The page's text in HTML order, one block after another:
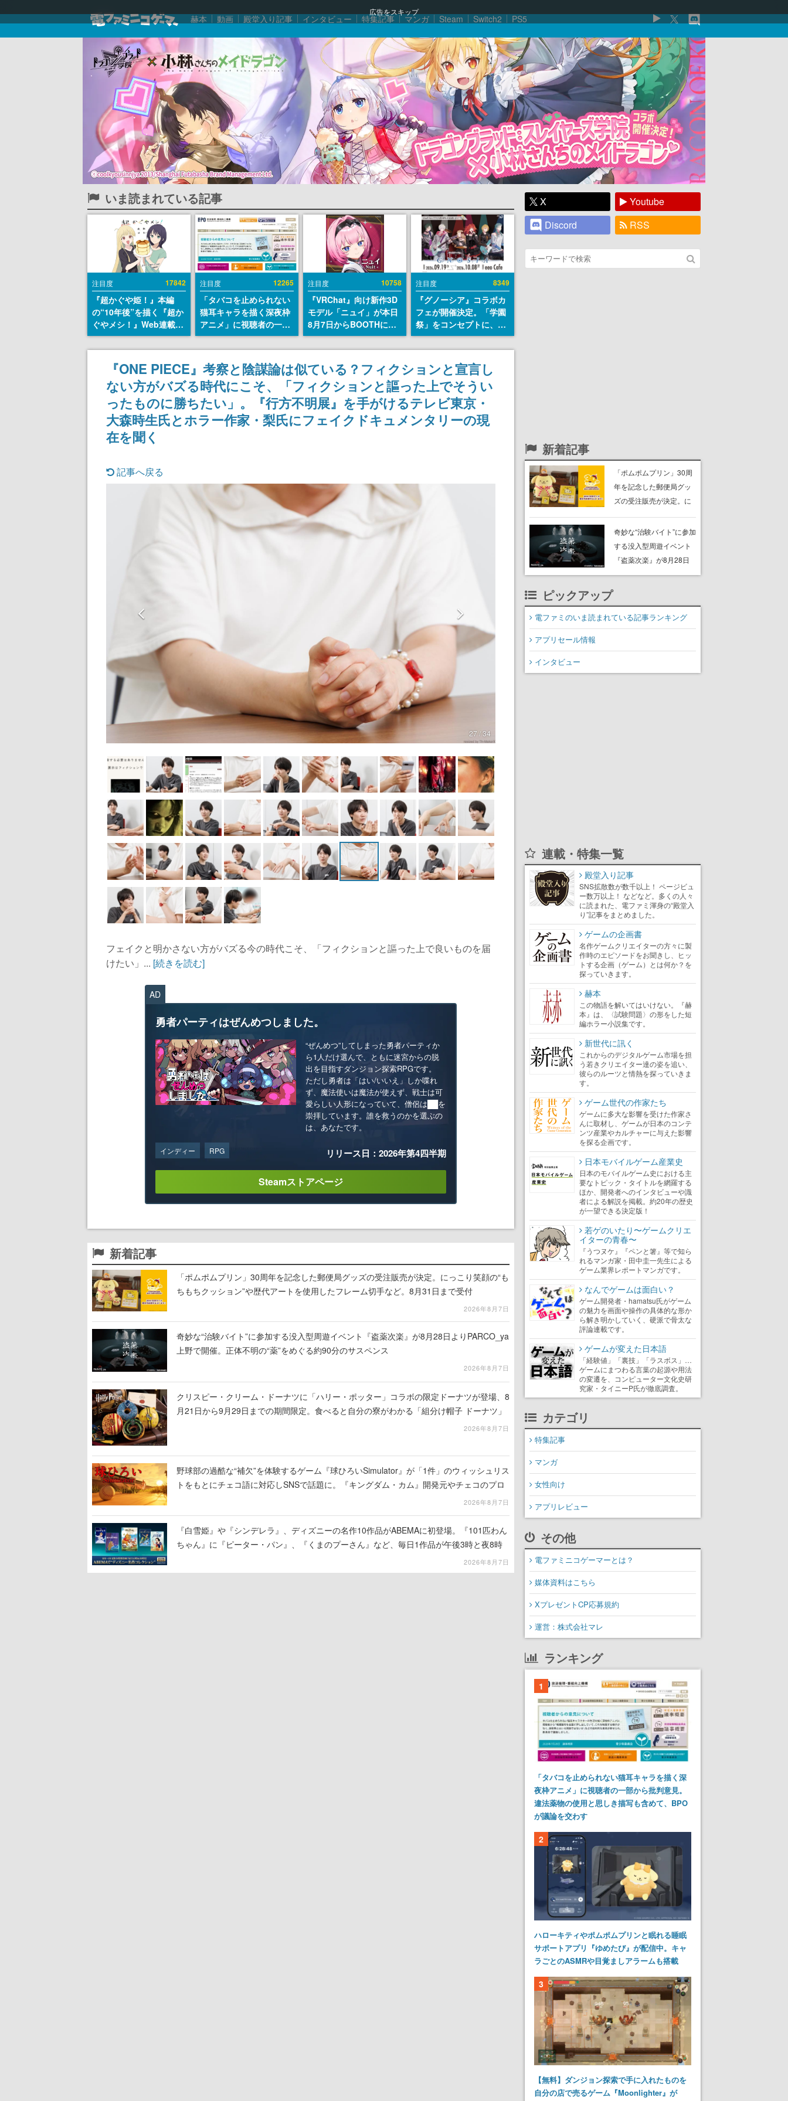
広告をスキップ
赫本 動画 殿堂入り記事 インタビュー 特集記事 マンガ Steam Switch2 PS5
いま読まれている記事
注目度 17842
『超かぐや姫！』本編
の“10年後”を描く『超か
ぐやメシ！』Web連載決
定。新たなWebマンガレ
ーベル「ビビビコミッ
ク」にて特別話が掲載ス
タート、あのお話には…
まだ続きがある！
注目度 12265
「タバコを止められない
猫耳キャラを描く深夜枠
アニメ」に視聴者の一部
から批判意見。違法薬物
の使用と思しき描写も含
めて、BPOが議論を交わ
す
注目度 10758
『VRChat』向け新作3D
モデル「ニュイ」が本日
8月7日からBOOTHにて
発売。瞳に光る星や感情
豊かな表情が、小悪魔か
わいい
注目度 8349
『グノーシア』コラボカ
フェが開催決定。「学園
祭」をコンセプトに、模
擬店やセツやSQ、ラキオ
たちが学祭バンドを楽し
む様子を切り取った新グ
ッズが展開
『ONE PIECE』考察と陰謀論は似ている？フィクションと宣言し
ない方がバズる時代にこそ、「フィクションと謳った上でそうい
ったものに勝ちたい」。『行方不明展』を手がけるテレビ東京・
大森時生氏とホラー作家・梨氏にフェイクドキュメンタリーの現
在を聞く
記事へ戻る
27 / 34
フェイクと明かさない方がバズる今の時代こそ、「フィクションと謳った上で良いものを届
けたい」... [続きを読む]
AD
勇者パーティはぜんめつしました。
“ぜんめつ”してしまった勇者パーティか
ら1人だけ選んで、ともに迷宮からの脱
出を目指すダンジョン探索RPGです。
ただし勇者は「はい/いいえ」しか喋れ
ず、魔法使いは魔法が使えず、戦士は可
愛らしい人形になっていて、僧侶は██を
崇拝しています。誰を救うのかを選ぶの
は、あなたです。
インディー RPG リリース日：2026年第4四半期
Steamストアページ
新着記事
「ポムポムプリン」30周年を記念した郵便局グッズの受注販売が決定。にっこり笑顔の“も
ちもちクッション”や歴代アートを使用したフレーム切手など。8月31日まで受付
2026年8月7日
奇妙な“治験バイト”に参加する没入型周遊イベント『盗薬次楽』が8月28日よりPARCO_ya
上野で開催。正体不明の“薬”をめぐる約90分のサスペンス
2026年8月7日
クリスピー・クリーム・ドーナツに「ハリー・ポッター」コラボの限定ドーナツが登場、8
月21日から9月29日までの期間限定。食べると自分の寮がわかる「組分け帽子 ドーナツ」
2026年8月7日
野球部の過酷な“補欠”を体験するゲーム『球ひろいSimulator』が「1件」のウィッシュリス
トをもとにチェコ語に対応しSNSで話題に。『キングダム・カム』開発元やチェコのプロ
2026年8月7日
『白雪姫』や『シンデレラ』、ディズニーの名作10作品がABEMAに初登場。『101匹わん
ちゃん』に『ピーター・パン』、『くまのプーさん』など、毎日1作品が午後3時と夜8時
2026年8月7日
X
Youtube
Discord
RSS
新着記事
「ポムポムプリン」30周
年を記念した郵便局グッ
ズの受注販売が決定。に
ッション”や歴代アートを
使用したフレーム切手な
ど。8月31日まで受付
奇妙な“治験バイト”に参加
する没入型周遊イベント
『盗薬次楽』が8月28日
よりPARCO_ya上野で開
ピックアップ
電ファミのいま読まれている記事ランキング
アプリセール情報
インタビュー
連載・特集一覧
殿堂入り記事
SNS拡散数が数千以上！ ページビュ
ー数万以上！ などなど。多くの人々
に読まれた、電ファミ渾身の“殿堂入
り”記事をまとめました。
ゲームの企画書
名作ゲームクリエイターの方々に製
作時のエピソードをお聞きし、ヒッ
トする企画（ゲーム）とは何か？を
探っていきます。
赫本
この物語を解いてはいけない。『赫
本』は、〈試験問題〉の形をした短
編ホラー小説集です。
新世代に訊く
これからのデジタルゲーム市場を担
う若きクリエイター達の姿を追い、
彼らのルーツと情熱を探っていきま
す。
ゲーム世代の作家たち
ゲームに多大な影響を受けた作家さ
んに取材し、ゲームが日本のコンテ
ンツ産業やカルチャーに与えた影響
を探る企画です。
日本モバイルゲーム産業史
日本のモバイルゲーム史における主
要なトピック・タイトルを網羅する
ほか、開発者へのインタビューや識
者による解説を掲載。約20年の歴史
が一望できる決定版！
若ゲのいたり〜ゲームクリエ
イターの青春〜
『うつヌケ』『ペンと箸』等で知ら
れるマンガ家・田中圭一先生による
ゲーム業界レポートマンガです。
なんでゲームは面白い？
ゲーム開発者・hamatsu氏がゲーム
の魅力を画面や操作の具体的な形か
ら解き明かしていく、硬派で骨太な
評論連載です。
ゲームが変えた日本語
「経験値」「裏技」「ラスボス」…
ゲームにまつわる言葉の起源や用法
の変遷を、コンピューター文化史研
究家・タイニーP氏が徹底調査。
カテゴリ
特集記事
マンガ
女性向け
アプリレビュー
その他
電ファミニコゲーマーとは？
媒体資料はこちら
XプレゼントCP応募規約
運営：株式会社マレ
ランキング
1
「タバコを止められない猫耳キャラを描く深
夜枠アニメ」に視聴者の一部から批判意見。
違法薬物の使用と思しき描写も含めて、BPO
が議論を交わす
2
ハローキティやポムポムプリンと眠れる睡眠
サポートアプリ『ゆめたび』が配信中。キャ
ラごとのASMRや目覚ましアラームも搭載
3
【無料】ダンジョン探索で手に入れたものを
自分の店で売るゲーム『Moonlighter』が